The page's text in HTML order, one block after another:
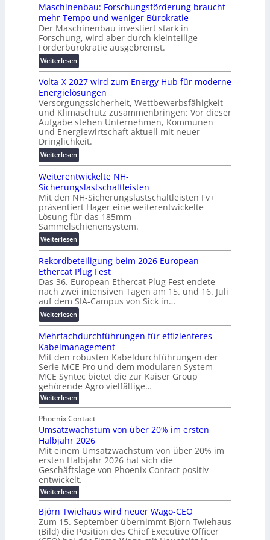
i
e
r
u
n
g
s
l
ö
s
u
n
g
e
n
e
s
c
h
u
t
z
u
n
d
d
i
g
i
t
a
l
e
T
r
a
n
s
p
a
r
e
n
z
Maschinenbau: Forschungsförderung braucht
mehr Tempo und weniger Bürokratie
Der Maschinenbau investiert stark in
Forschung, wird aber durch kleinteilige
Förderbürokratie ausgebremst.
Weiterlesen:
M
a
s
c
h
i
n
e
n
b
a
u
:
F
o
r
s
h
u
n
g
s
f
r
d
e
r
u
n
g
b
r
a
u
c
h
t
m
e
h
r
T
Volta-X 2027 wird zum Energy Hub für moderne
Energielösungen
Versorgungssicherheit, Wettbewerbsfähigkeit
und Klimaschutz zusammenbringen: Vor dieser
Aufgabe stehen Unternehmen, Kommunen
und Energiewirtschaft aktuell mit neuer
Dringlichkeit.
Weiterlesen:
V
o
l
t
a
-
X
2
0
2
7
w
i
r
d
z
u
m
E
n
e
r
g
u
f
ü
r
m
o
d
e
r
Weiterentwickelte NH-
Sicherungslastschaltleisten
Mit den NH-Sicherungslastschaltleisten Fv+
präsentiert Hager eine weiterentwickelte
Lösung für das 185mm-
Sammelschienensystem.
Weiterlesen:
W
e
i
t
e
r
e
n
t
w
i
c
k
e
l
e
N
H
-
S
i
c
h
e
r
u
Rekordbeteiligung beim 2026 European
Ethercat Plug Fest
Das 36. European Ethercat Plug Fest endete
nach zwei intensiven Tagen am 15. und 16. Juli
auf dem SIA-Campus von Sick in…
Weiterlesen:
R
e
k
o
r
d
b
e
t
e
i
l
i
g
u
n
g
b
e
i
Mehrfachdurchführungen für effizienteres
Kabelmanagement
Mit den robusten Kabeldurchführungen der
Serie MCE Pro und dem modularen System
MCE Syntec bietet die zur Kaiser Group
gehörende Agro vielfältige…
Weiterlesen:
M
h
r
f
a
c
h
d
u
r
c
f
ü
h
Phoenix Contact
Umsatzwachstum von über 20% im ersten
Halbjahr 2026
Mit einem Umsatzwachstum von über 20% im
ersten Halbjahr 2026 hat sich die
Geschäftslage von Phoenix Contact positiv
entwickelt.
Weiterlesen:
U
m
s
a
t
Björn Twiehaus wird neuer Wago-CEO
Zum 15. September übernimmt Björn Twiehaus
(Bild) die Position des Chief Executive Officer